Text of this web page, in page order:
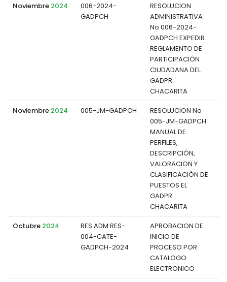
Noviembre 2024
006-2024-
GADPCH
RESOLUCION
ADMINISTRATIVA
No 006-2024-
GADPCH EXPEDIR
REGLAMENTO DE
PARTICIPACIÓN
CIUDADANA DEL
GADPR
CHACARITA
Noviembre 2024 005-JM-GADPCH
RESOLUCION No
005-JM-GADPCH
MANUAL DE
PERFILES,
DESCRIPCIÓN,
VALORACION Y
CLASIFICACIÓN DE
PUESTOS EL
GADPR
CHACARITA
Octubre 2024
RES ADM RES-
004-CATE-
GADPCH-2024
APROBACION DE
INICIO DE
PROCESO POR
CATALOGO
ELECTRONICO